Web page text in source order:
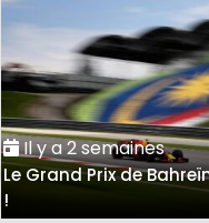
Il y a 2 semaines
Le Grand Prix de
!